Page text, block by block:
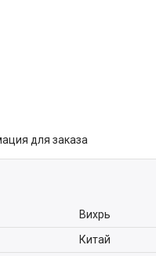
для заказа
Вихрь
Китай